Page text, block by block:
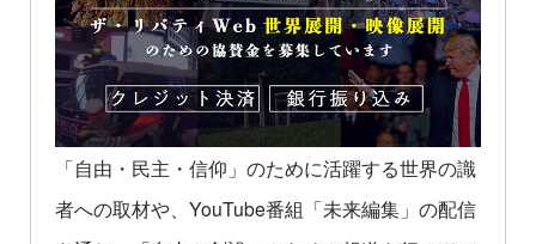
「自由・民主・信仰」のために活躍する世界の識
者への取材や、YouTube番組「未来編集」の配信